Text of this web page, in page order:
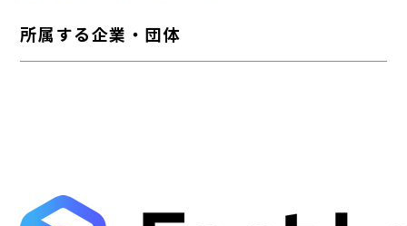
所属する企業・団体